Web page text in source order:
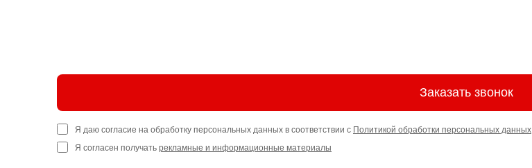
Заказать звонок
Я даю согласие на обработку персональных данных в соответствии с Политикой обработки персональных данных
Я согласен получать рекламные и информационные материалы